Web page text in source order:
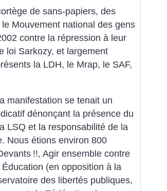
de sans-papiers, des
Mouvement national des gens
contre la répression à leur
loi Sarkozy, et largement
la LDH, le Mrap, le SAF,
manifestation se tenait un
dénonçant la présence du
LSQ et la responsabilité de la
Nous étions environ 800
!!, Agir ensemble contre
(en opposition à la
des libertés publiques,